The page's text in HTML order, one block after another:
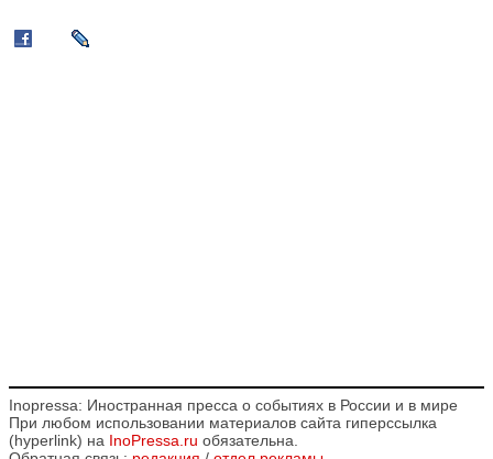
Inopressa: Иностранная пресса о событиях в России и в мире
При любом использовании материалов сайта гиперссылка
(hyperlink) на InoPressa.ru обязательна.